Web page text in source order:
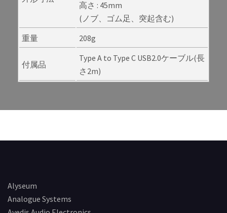
高さ : 45mm
(ノブ、ゴム足、突起含む)
重量
208g
付属品
Type A to Type C USB2.0ケーブル(長
さ2m)
Alyseum
Analogue Systems